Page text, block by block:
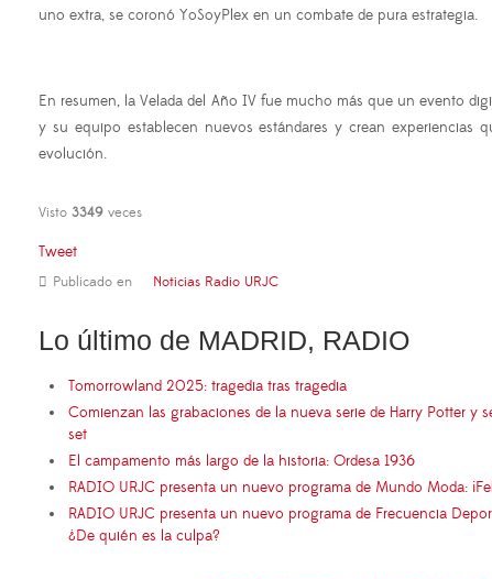
uno extra, se coronó YoSoyPlex en un combate de pura estrategia.
En resumen, la Velada del Año IV fue mucho más que un evento
y su equipo establecen nuevos estándares y crean
evolución.
Visto 3349 veces
Tweet
Publicado en Noticias Radio URJC
Lo último de MADRID, RADIO
Tomorrowland 2025: tragedia tras tragedia
Comienzan las grabaciones de la nueva serie de Harry Potter y
set
El campamento más largo de la historia: Ordesa 1936
RADIO URJC presenta un nuevo programa de Mundo Moda:
RADIO URJC presenta un nuevo programa de Frecuencia
¿De quién es la culpa?